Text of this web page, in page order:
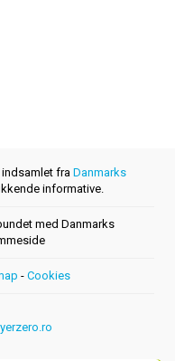
indsamlet fraDanmarks
informative.
med Danmarks
- Cookies